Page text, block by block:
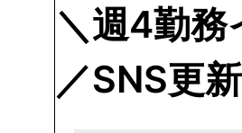
＼週4勤
／SNS更